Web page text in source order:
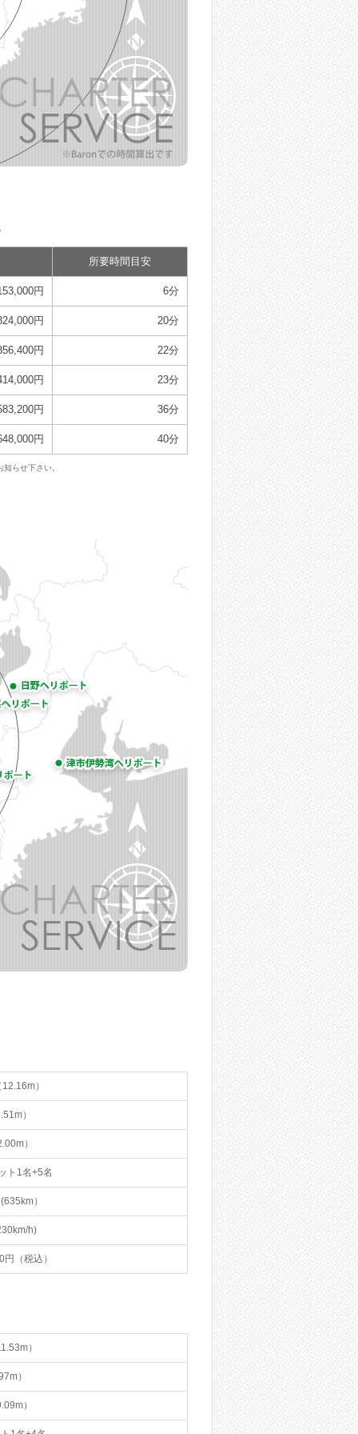
所要時間目安
円 6分
円 20分
円 22分
円 23分
円 36分
円 40分
らせ下さい。
）
）
）
ト1名+5名
）
h)
（税込）
）
）
）